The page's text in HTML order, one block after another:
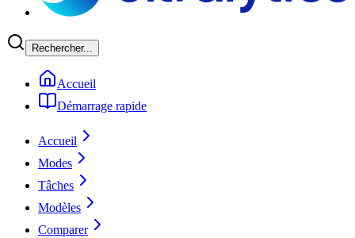
Rechercher...
Accueil
Démarrage rapide
Accueil
Modes
Tâches
Modèles
Comparer